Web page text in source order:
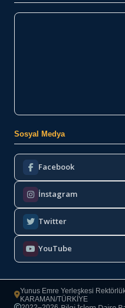
Sosyal Medya
Facebook
İnstagram
Twitter
YouTube
Yunus Emre Yerleşkesi
KARAMAN/TÜRKİYE